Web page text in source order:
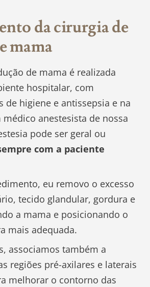
da cirurgia de
mama
de mama é realizada
hospitalar, com
de higiene e antissepsia e na
anestesista de nossa
pode ser geral ou
com a paciente
eu removo o excesso
tecido glandular, gordura e
a mama e posicionando o
mais adequada.
associamos também a
regiões pré-axilares e laterais
melhorar o contorno das